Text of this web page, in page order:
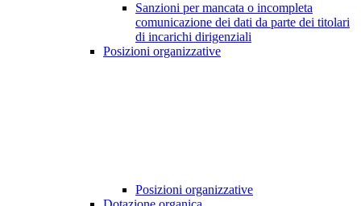
Sanzioni per mancata o incompleta
comunicazione dei dati da parte dei titolari
di incarichi dirigenziali
Posizioni organizzative
Posizioni organizzative